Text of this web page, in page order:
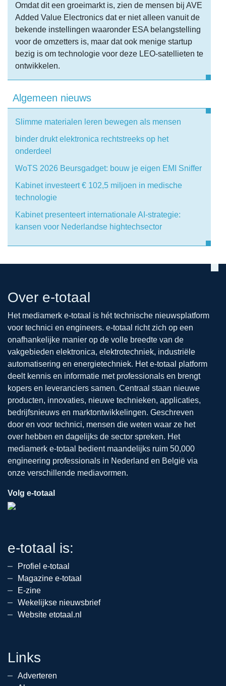
Omdat dit een groeimarkt is, zien de mensen bij AVE
Added Value Electronics dat er niet alleen vanuit de
bekende instellingen waaronder ESA belangstelling
voor de omzetters is, maar dat ook menige startup
bezig is om technologie voor deze LEO-satellieten te
ontwikkelen.
Algemeen nieuws
Slimme materialen leren bewegen als mensen
binder drukt elektronica rechtstreeks op het
onderdeel
WoTS 2026 Beursgadget: bouw je eigen EMI Sniffer
Kabinet investeert € 102,5 miljoen in medische
technologie
Kabinet presenteert internationale AI-strategie:
kansen voor Nederlandse hightechsector
Over e-totaal
Het mediamerk e-totaal is hét technische nieuwsplatform
voor technici en engineers. e-totaal richt zich op een
onafhankelijke manier op de volle breedte van de
vakgebieden elektronica, elektrotechniek, industriële
automatisering en energietechniek. Het e-totaal platform
deelt kennis en informatie met professionals en brengt
kopers en leveranciers samen. Centraal staan nieuwe
producten, innovaties, nieuwe technieken, applicaties,
bedrijfsnieuws en marktontwikkelingen. Geschreven
door en voor technici, mensen die weten waar ze het
over hebben en dagelijks de sector spreken. Het
mediamerk e-totaal bedient maandelijks ruim 50,000
engineering professionals in Nederland en België via
onze verschillende mediavormen.
Volg e-totaal
e-totaal is:
Profiel e-totaal
Magazine e-totaal
E-zine
Wekelijkse nieuwsbrief
Website etotaal.nl
Links
Adverteren